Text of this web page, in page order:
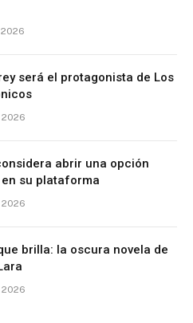
será el protagonista de Los
abrir una opción
su plataforma
brilla: la oscura novela de